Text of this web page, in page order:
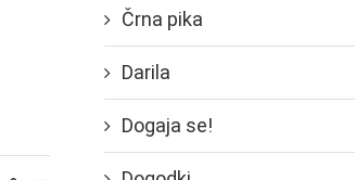
Črna pika
Darila
Dogaja se!